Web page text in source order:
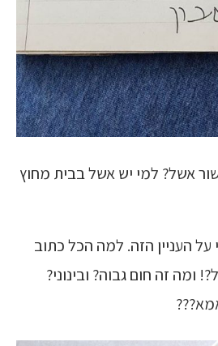
אשל? למי יש אשל בבית מחוץ
על העניין הזה. למה הכל כתוב
ומה זה חום גבוה? ובינוני?